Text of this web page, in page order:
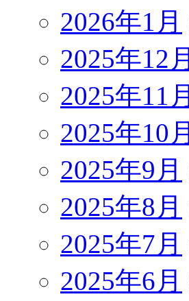
2026年1月
2025年12月
2025年11月
2025年10月
2025年9月
2025年8月
2025年7月
2025年6月